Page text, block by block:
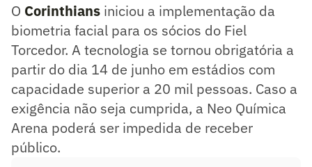
O Corinthians iniciou a implementação da
biometria facial para os sócios do Fiel
Torcedor. A tecnologia se tornou obrigatória a
partir do dia 14 de junho em estádios com
capacidade superior a 20 mil pessoas. Caso a
exigência não seja cumprida, a Neo Química
Arena poderá ser impedida de receber
público.